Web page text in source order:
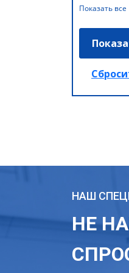
Показать все
НАШ
НЕ